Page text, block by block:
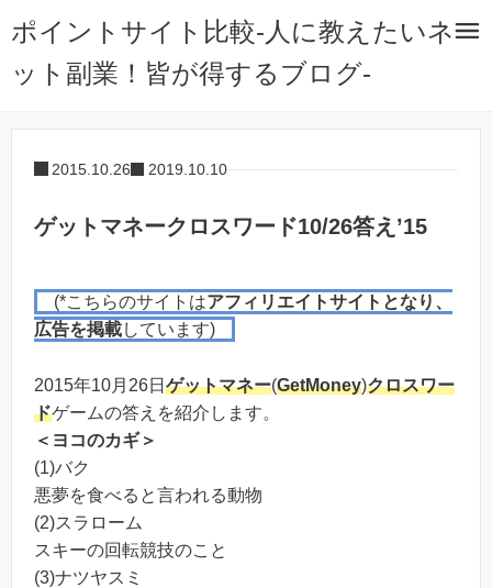
ポイントサイト比較-人に教えたいネ
ット副業！皆が得するブログ-
2015.10.26 2019.10.10
ゲットマネークロスワード10/26答え’15
(*こちらのサイトはアフィリエイトサイトとなり、
広告を掲載しています)
2015年10月26日 ゲットマネー(GetMoney)クロスワー
ドゲームの答えを紹介します。
＜ヨコのカギ＞
(1)バク
悪夢を食べると言われる動物
(2)スラローム
スキーの回転競技のこと
(3)ナツヤスミ